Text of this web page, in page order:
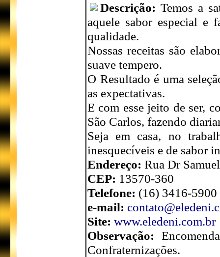
Descrição: Temos a
aquele sabor especial e
qualidade.
Nossas receitas são
suave tempero.
O Resultado é uma
as expectativas.
E com esse jeito de ser,
São Carlos, fazendo
Seja em casa, no
inesquecíveis e de sabor
Endereço: Rua Dr
CEP: 13570-360
Telefone: (16) 3416-5900
e-mail:
Site: www.eledeni.com.br
Observação:
Confraternizações.